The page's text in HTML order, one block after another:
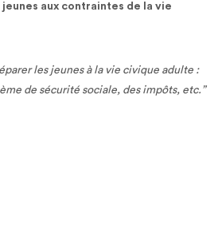
aux contraintes de la vie
les jeunes à la vie civique adulte :
de sécurité sociale, des impôts, etc.”